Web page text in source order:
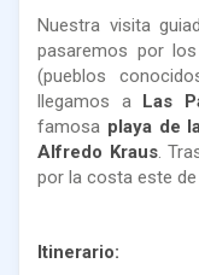
Nuestra visita
pasaremos por
(pueblos
llegamos a Las
famosa playa de
Alfredo Kraus.
por la costa este de
Itinerario: